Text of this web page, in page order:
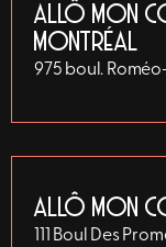
ALLÔ MON
MONTRÉAL
975 boul.
ALLÔ MON
111 Boul Des